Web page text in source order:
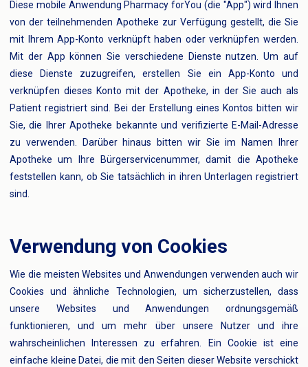
Diese mobile Anwendung Pharmacy forYou (die "App") wird Ihnen
von der teilnehmenden Apotheke zur Verfügung gestellt, die Sie
mit Ihrem App-Konto verknüpft haben oder verknüpfen werden.
Mit der App können Sie verschiedene Dienste nutzen. Um auf
diese Dienste zuzugreifen, erstellen Sie ein App-Konto und
verknüpfen dieses Konto mit der Apotheke, in der Sie auch als
Patient registriert sind. Bei der Erstellung eines Kontos bitten wir
Sie, die Ihrer Apotheke bekannte und verifizierte E-Mail-Adresse
zu verwenden. Darüber hinaus bitten wir Sie im Namen Ihrer
Apotheke um Ihre Bürgerservicenummer, damit die Apotheke
feststellen kann, ob Sie tatsächlich in ihren Unterlagen registriert
sind.
Verwendung von Cookies
Wie die meisten Websites und Anwendungen verwenden auch wir
Cookies und ähnliche Technologien, um sicherzustellen, dass
unsere Websites und Anwendungen ordnungsgemäß
funktionieren, und um mehr über unsere Nutzer und ihre
wahrscheinlichen Interessen zu erfahren. Ein Cookie ist eine
einfache kleine Datei, die mit den Seiten dieser Website verschickt